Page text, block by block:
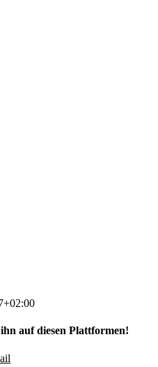
auf diesen Plattformen!